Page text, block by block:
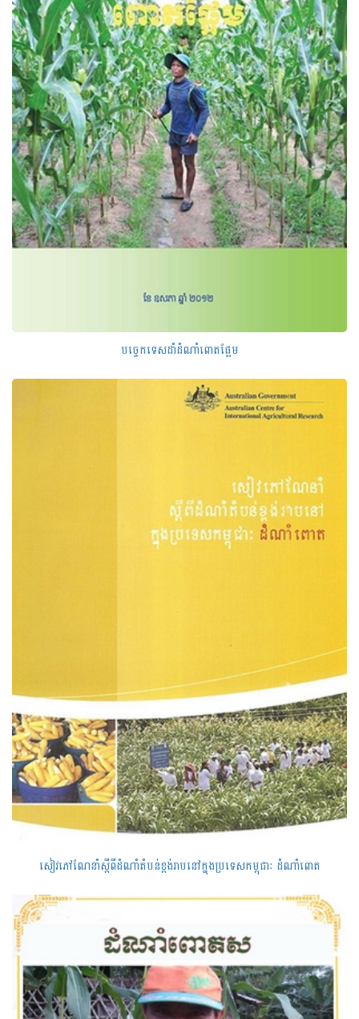
បច្ចេកទេសដាំដំណាំពោតផ្អែម
សៀវភៅណែនាំស្តីពីដំណាំតំបន់ខ្ពង់រាបនៅក្នុងប្រទេសកម្ពុជាៈ ដំណាំពោត